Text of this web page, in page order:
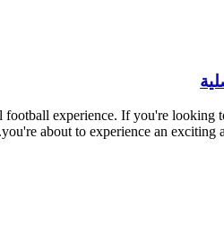
experience. If you're
you're about to experience an exciting